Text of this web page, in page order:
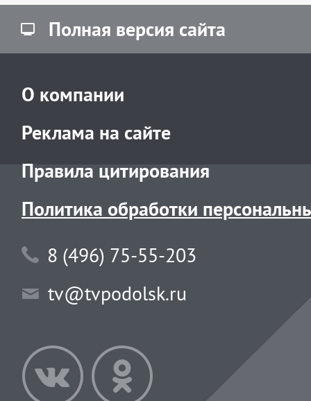
Полная версия сайта
О компании
Реклама на сайте
Правила цитирования
Политика обработки
8 (496) 75-55-203
tv@tvpodolsk.ru